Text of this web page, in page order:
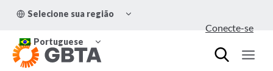
para
Conteúdo
Selecione sua região
MENU
Portuguese
MENU
FILHO
Conecte-se